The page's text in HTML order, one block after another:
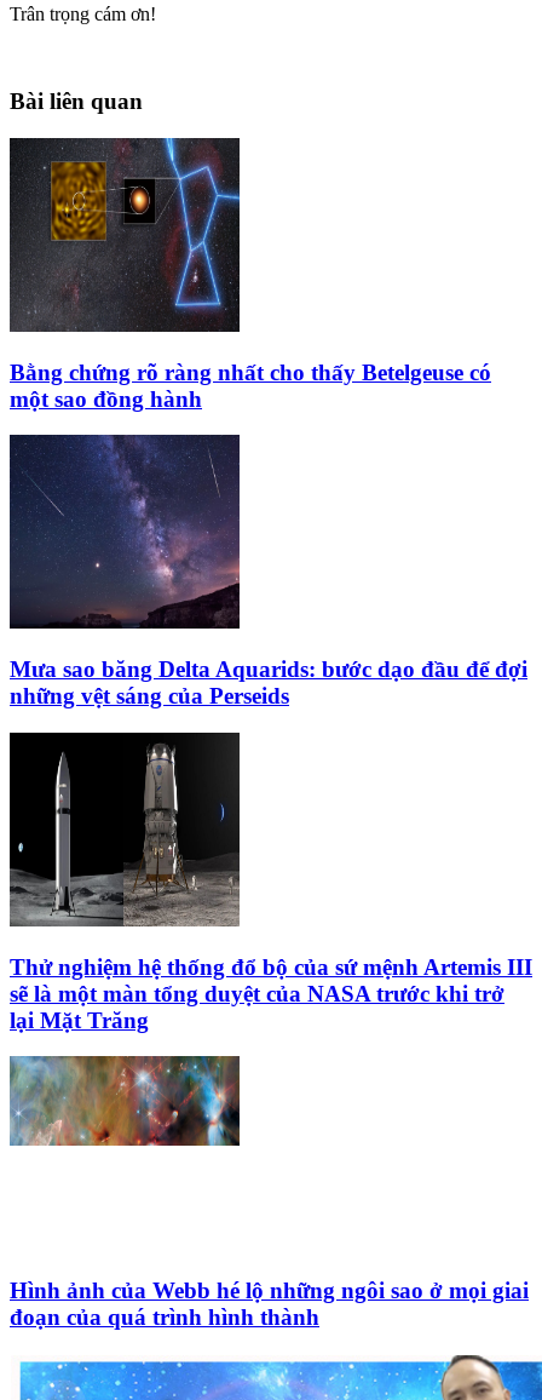
Trân trọng cám ơn!
Bài liên quan
Bằng chứng rõ ràng nhất cho thấy Betelgeuse có
một sao đồng hành
Mưa sao băng Delta Aquarids: bước dạo đầu để đợi
những vệt sáng của Perseids
Thử nghiệm hệ thống đổ bộ của sứ mệnh Artemis III
sẽ là một màn tổng duyệt của NASA trước khi trở
lại Mặt Trăng
Hình ảnh của Webb hé lộ những ngôi sao ở mọi giai
đoạn của quá trình hình thành